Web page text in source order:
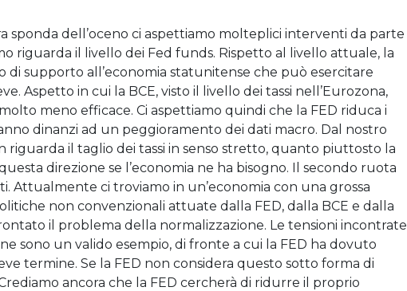
sponda dell’oceno ci aspettiamo molteplici interventi da parte
riguarda il livello dei Fed funds. Rispetto al livello attuale, la
supporto all’economia statunitense che può esercitare
Aspetto in cui la BCE, visto il livello dei tassi nell’Eurozona,
meno efficace. Ci aspettiamo quindi che la FED riduca i
dinanzi ad un peggioramento dei dati macro. Dal nostro
riguarda il taglio dei tassi in senso stretto, quanto piuttosto la
direzione se l’economia ne ha bisogno. Il secondo ruota
Attualmente ci troviamo in un’economia con una grossa
non convenzionali attuate dalla FED, dalla BCE e dalla
il problema della normalizzazione. Le tensioni incontrate
sono un valido esempio, di fronte a cui la FED ha dovuto
termine. Se la FED non considera questo sotto forma di
ancora che la FED cercherà di ridurre il proprio